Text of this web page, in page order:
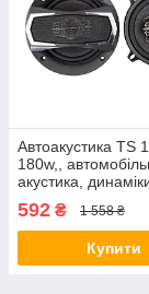
Автоакустика TS
180w,,
акустика,
автомобільні
592 ₴ 1 558 ₴
Купити